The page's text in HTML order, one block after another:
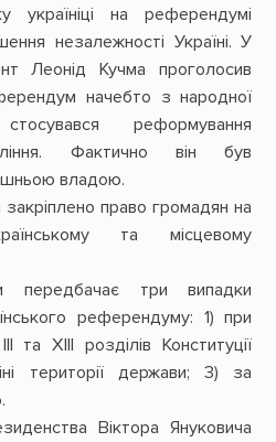
україніці на референдумі
незалежності Україні. У
Леонід Кучма проголосив
начебто з народної
реформування
Фактично він був
владою.
закріплено право громадян на
та місцевому
передбачає три випадки
референдуму: 1) при
та ХІІІ розділів Конституції
території держави; 3) за
Віктора Януковича